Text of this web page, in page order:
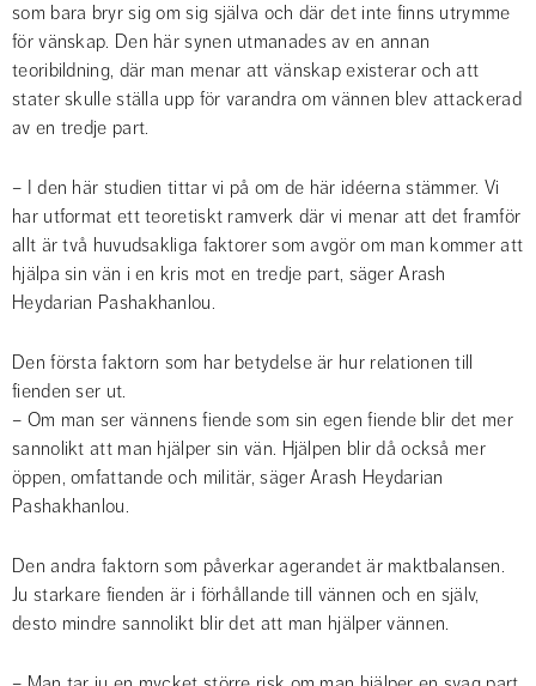
som bara bryr sig om sig själva och där det inte finns utrymme
för vänskap. Den här synen utmanades av en annan
teoribildning, där man menar att vänskap existerar och att
stater skulle ställa upp för varandra om vännen blev attackerad
av en tredje part.
– I den här studien tittar vi på om de här idéerna stämmer. Vi
har utformat ett teoretiskt ramverk där vi menar att det framför
allt är två huvudsakliga faktorer som avgör om man kommer att
hjälpa sin vän i en kris mot en tredje part, säger Arash
Heydarian Pashakhanlou.
Den första faktorn som har betydelse är hur relationen till
fienden ser ut.
– Om man ser vännens fiende som sin egen fiende blir det mer
sannolikt att man hjälper sin vän. Hjälpen blir då också mer
öppen, omfattande och militär, säger Arash Heydarian
Pashakhanlou.
Den andra faktorn som påverkar agerandet är maktbalansen.
Ju starkare fienden är i förhållande till vännen och en själv,
desto mindre sannolikt blir det att man hjälper vännen.